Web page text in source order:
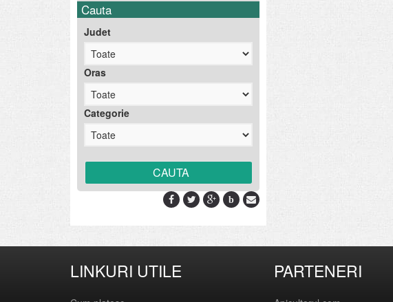
Cauta
Judet
Oras
Categorie
b
LINKURI UTILE PARTENERI